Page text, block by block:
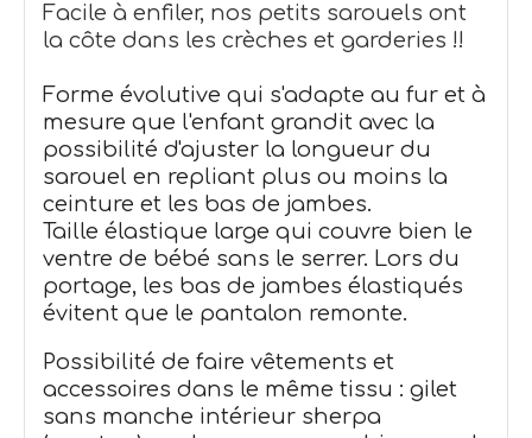
Facile à enfiler, nos petits sarouels ont
la côte dans les crèches et garderies !!
Forme évolutive qui s'adapte au fur et à
mesure que l'enfant grandit avec la
possibilité d'ajuster la longueur du
sarouel en repliant plus ou moins la
ceinture et les bas de jambes.
Taille élastique large qui couvre bien le
ventre de bébé sans le serrer. Lors du
portage, les bas de jambes élastiqués
évitent que le pantalon remonte.
Possibilité de faire vêtements et
accessoires dans le même tissu : gilet
sans manche intérieur sherpa